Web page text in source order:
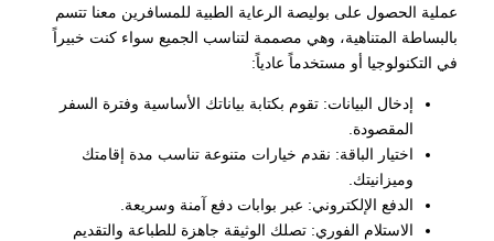
عملية الحصول على بوليصة الرعاية الطبية للمسافرين معنا تتسم
بالبساطة المتناهية، وهي مصممة لتناسب الجميع سواء كنت خبيراً
في التكنولوجيا أو مستخدماً عادياً:
إدخال البيانات: تقوم بكتابة بياناتك الأساسية وفترة السفر
المقصودة.
اختيار الباقة: نقدم خيارات متنوعة تناسب مدة إقامتك
وميزانيتك.
الدفع الإلكتروني: عبر بوابات دفع آمنة وسريعة.
الاستلام الفوري: تصلك الوثيقة جاهزة للطباعة والتقديم